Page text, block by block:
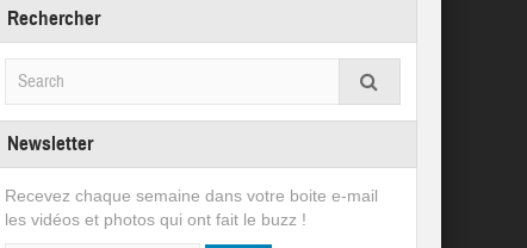
Rechercher
Newsletter
Recevez chaque semaine dans votre boite e-mail
les vidéos et photos qui ont fait le buzz !